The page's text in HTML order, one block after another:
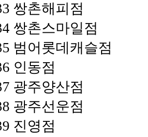
쌍촌해피점
쌍촌스마일점
범어롯데캐슬점
인동점
광주양산점
광주선운점
진영점